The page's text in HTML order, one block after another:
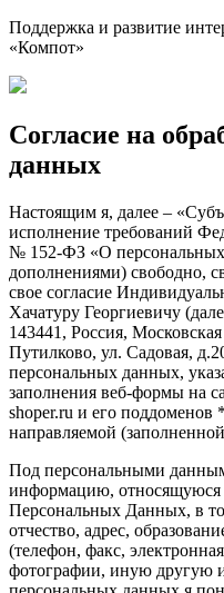
Поддержка и развитие
«Компот»
Согласие на
данных
Настоящим я, далее –
исполнение требований
№ 152-ФЗ «О
дополнениями) свободно,
свое согласие
Хачатуру Георгиевичу
143441, Россия,
Путилково, ул. Садовая,
персональных данных,
заполнения веб-формы на
shoper.ru и его поддоменов
направляемой
Под персональными
информацию, относящуюся
Персональных Данных, в
отчество, адрес,
(телефон, факс,
фотографии, иную другую